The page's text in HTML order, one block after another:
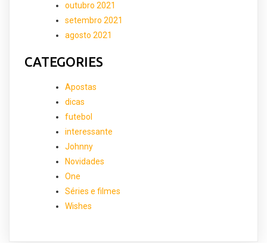
outubro 2021
setembro 2021
agosto 2021
CATEGORIES
Apostas
dicas
futebol
interessante
Johnny
Novidades
One
Séries e filmes
Wishes